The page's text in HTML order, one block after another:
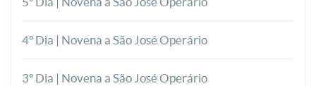
4º Dia | Novena a São José Operário
3º Dia | Novena a São José Operário